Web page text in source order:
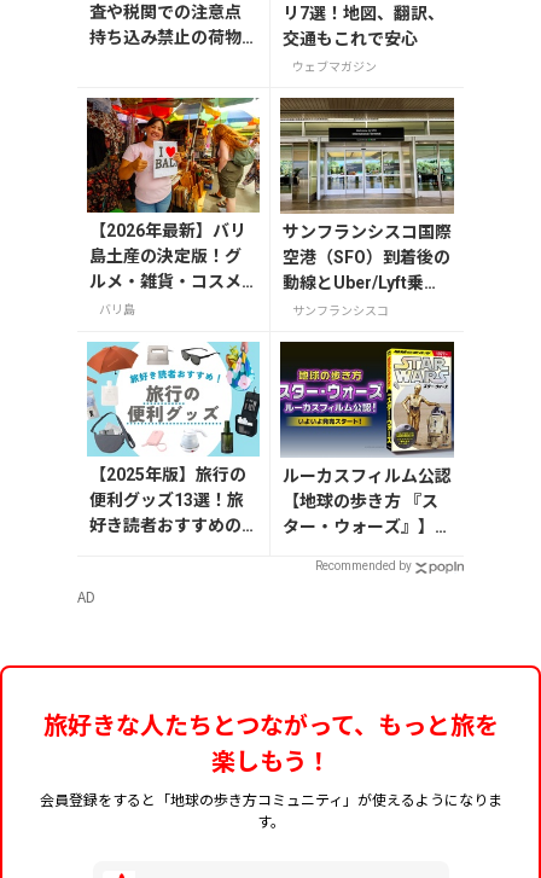
査や税関での注意点
持ち込み禁止の荷物
リ7選！地図、翻訳、
交通もこれで安心
ウェブマガジン
【2026年最新】バリ
島土産の決定版！グ
ルメ・雑貨・コスメ
のおすすめ20選
バリ島
サンフランシスコ国際
空港（SFO）到着後の
動線とUber/Lyft乗り
場ガイド【2025年
サンフランシスコ
【2025年版】旅行の
便利グッズ13選！旅
好き読者おすすめの
ルーカスフィルム公認
【地球の歩き方 『ス
ター・ウォーズ』】が
定版はホログラム仕様
Recommended by
AD
旅好きな人たちとつながって、もっと旅を
楽しもう！
会員登録をすると「地球の歩き方コミュニティ」が使えるようになりま
す。